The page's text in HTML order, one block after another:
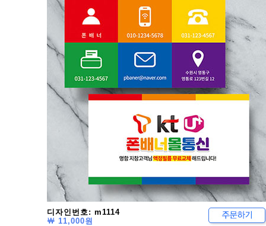
디자인번호: m1114
￦ 11,000원